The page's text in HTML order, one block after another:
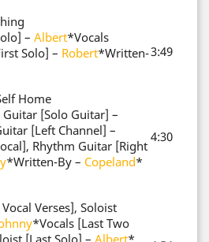
– Albert*Vocals
Solo] – Robert*Written-3:49
Home
[Solo Guitar] –
[Left Channel] –
Rhythm Guitar [Right
*Written-By – Copeland*
4:30
Verses], Soloist
*Vocals [Last Two
[Last Solo] – Albert*,